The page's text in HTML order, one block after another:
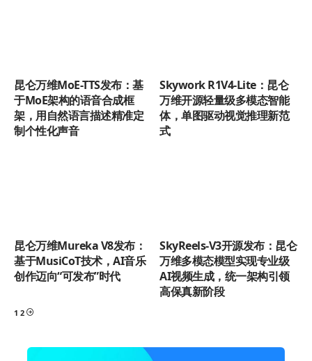
昆仑万维MoE-TTS发布：基
于MoE架构的语音合成框
架，用自然语言描述精准定
制个性化声音
Skywork R1V4-Lite：昆仑
万维开源轻量级多模态智能
体，单图驱动视觉推理新范
式
昆仑万维Mureka V8发布：
基于MusiCoT技术，AI音乐
创作迈向“可发布”时代
SkyReels-V3开源发布：昆仑
万维多模态模型实现专业级
AI视频生成，统一架构引领
高保真新阶段
1 2